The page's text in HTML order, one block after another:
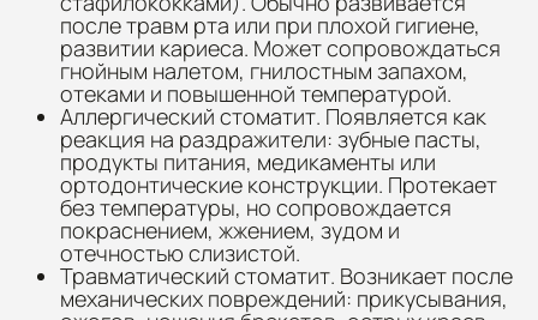
после травм рта или при плохой гигиене,
развитии кариеса. Может сопровождаться
гнойным налетом, гнилостным запахом,
отеками и повышенной температурой.
Аллергический стоматит. Появляется как
реакция на раздражители: зубные пасты,
продукты питания, медикаменты или
ортодонтические конструкции. Протекает
без температуры, но сопровождается
покраснением, жжением, зудом и
отечностью слизистой.
Травматический стоматит. Возникает после
механических повреждений: прикусывания,